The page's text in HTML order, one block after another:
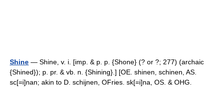
Shine — Shine, v. i. [imp. & p. p. {Shone} (? or ?; 277) (archaic
{Shined}); p. pr. & vb. n. {Shining}.] [OE. shinen, schinen, AS.
sc[=i]nan; akin to D. schijnen, OFries. sk[=i]na, OS. & OHG.